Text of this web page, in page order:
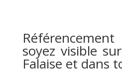
soyez visible
Falaise et dans